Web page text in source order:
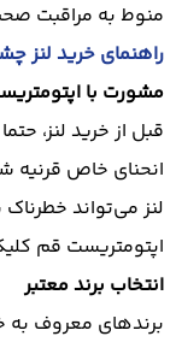
منوط به مراقبت
راهنمای خرید لنز
مشورت با
قبل از خرید لنز،
انحنای خاص
لنز می‌تواند
اپتومتریست قم
انتخاب برند معتبر
برندهای معروف به